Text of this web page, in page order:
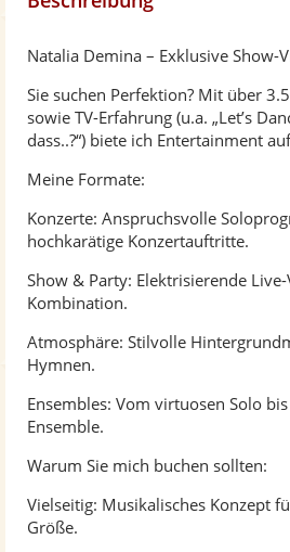
Natalia Demina – Exklusive Show-
Sie suchen Perfektion? Mit über
sowie TV-Erfahrung (u.a. „Let’s
dass..?“) biete ich Entertainment
Meine Formate:
Konzerte: Anspruchsvolle
hochkarätige Konzertauftritte.
Show & Party: Elektrisierende
Kombination.
Atmosphäre: Stilvolle
Hymnen.
Ensembles: Vom virtuosen Solo
Ensemble.
Warum Sie mich buchen sollten:
Vielseitig: Musikalisches Konzept
Größe.